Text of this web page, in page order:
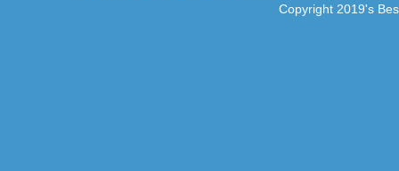
Copyright 2019's